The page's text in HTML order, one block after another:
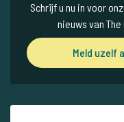
Schrijf u nu in voor
nieuws van
Meld uzelf